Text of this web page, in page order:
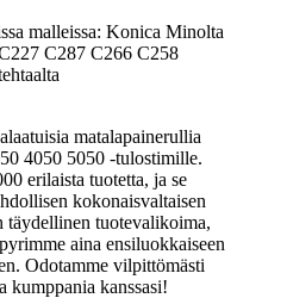
malleissa: Konica Minolta
C287 C266 C258
matalapainerullia
4050 5050 -tulostimille.
erilaista tuotetta, ja se
kokonaisvaltaisen
tuotevalikoima,
aina ensiluokkaiseen
Odotamme vilpittömästi
kumppania kanssasi!